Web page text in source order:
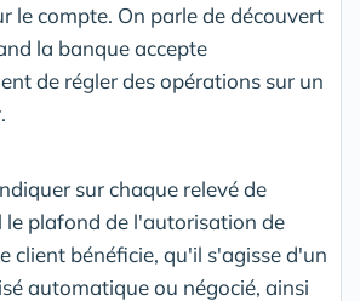
le compte. On parle de découvert
la banque accepte
de régler des opérations sur un
sur chaque relevé de
le plafond de l'autorisation de
client bénéficie, qu'il s'agisse d'un
automatique ou négocié, ainsi